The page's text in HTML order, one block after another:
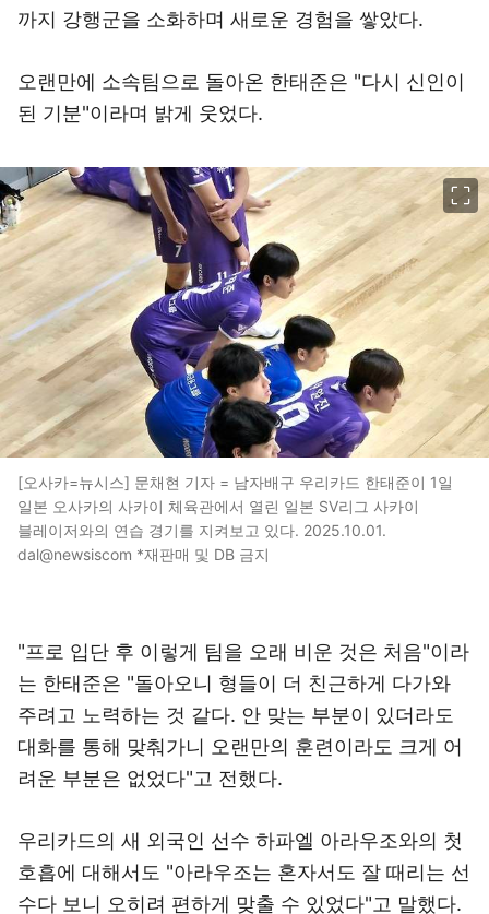
까지 강행군을 소화하며 새로운 경험을 쌓았다.
오랜만에 소속팀으로 돌아온 한태준은 "다시 신인이
된 기분"이라며 밝게 웃었다.
[오사카=뉴시스] 문채현 기자 = 남자배구 우리카드 한태준이 1일
일본 오사카의 사카이 체육관에서 열린 일본 SV리그 사카이
블레이저와의 연습 경기를 지켜보고 있다. 2025.10.01.
dal@newsiscom *재판매 및 DB 금지
"프로 입단 후 이렇게 팀을 오래 비운 것은 처음"이라
는 한태준은 "돌아오니 형들이 더 친근하게 다가와
주려고 노력하는 것 같다. 안 맞는 부분이 있더라도
대화를 통해 맞춰가니 오랜만의 훈련이라도 크게 어
려운 부분은 없었다"고 전했다.
우리카드의 새 외국인 선수 하파엘 아라우조와의 첫
호흡에 대해서도 "아라우조는 혼자서도 잘 때리는 선
수다 보니 오히려 편하게 맞출 수 있었다"고 말했다.